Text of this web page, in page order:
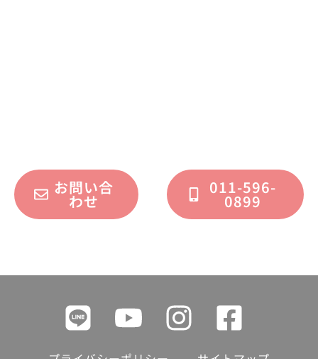
お問い合
わせ
011-596-
0899